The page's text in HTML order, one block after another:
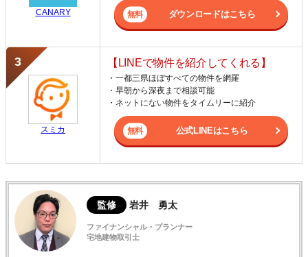
CANARY ダウンロードはこちら
スミカ
【LINEで物件を紹介してくれる】
・一都三県ほぼすべての物件を網羅
・早朝から深夜まで相談可能
・ネットにない物件をタイムリーに紹介
公式LINEはこちら
監修 岩井 勇太
ファイナンシャル・プランナー
宅地建物取引士